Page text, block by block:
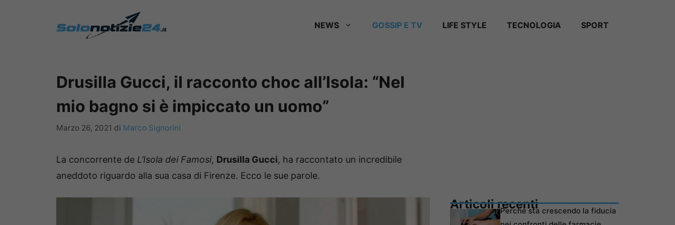
NEWS GOSSIP E TV LIFE STYLE TECNOLOGIA SPORT
Drusilla Gucci, il racconto choc all’Isola: “Nel
mio bagno si è impiccato un uomo”
Marzo 26, 2021 di Marco Signorini
La concorrente de L’Isola dei Famosi, Drusilla Gucci, ha raccontato un incredibile
aneddoto riguardo alla sua casa di Firenze. Ecco le sue parole.
Articoli recentiPerché sta crescendo la fiducia